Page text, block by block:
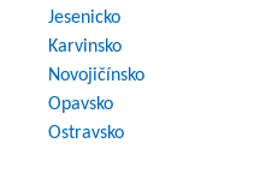
Jesenicko
Karvinsko
Novojičínsko
Opavsko
Ostravsko